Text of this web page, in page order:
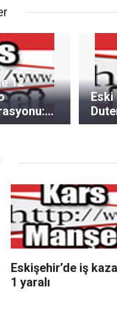
12
Eski
Eskişehir’de iş
1 yaralı